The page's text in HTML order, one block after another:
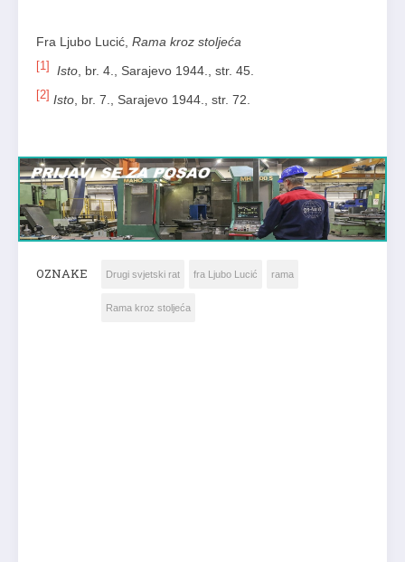
Fra Ljubo Lucić, Rama kroz stoljeća
[1] Isto , br. 4., Sarajevo 1944., str. 45.
[2] Isto , br. 7., Sarajevo 1944., str. 72.
OZNAKE Drugi svjetski rat fra Ljubo Lucić rama
Rama kroz stoljeća